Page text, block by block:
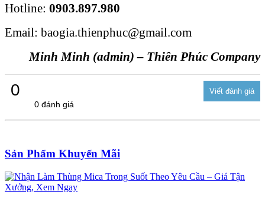
Hotline: 0903.897.980
Email: baogia.thienphuc@gmail.com
Minh Minh (admin) – Thiên Phúc Company
0
0 đánh giá
Sản Phẩm Khuyến Mãi